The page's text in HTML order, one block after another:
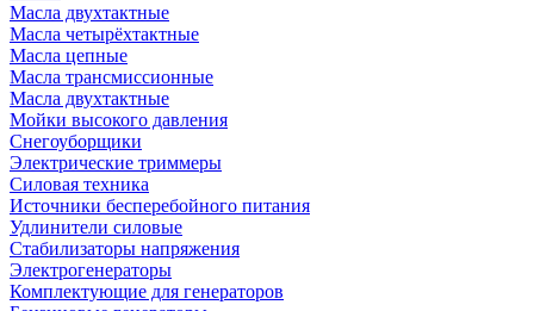
Масла двухтактные
Масла четырёхтактные
Масла цепные
Масла трансмиссионные
Масла двухтактные
Мойки высокого давления
Снегоуборщики
Электрические триммеры
Силовая техника
Источники бесперебойного питания
Удлинители силовые
Стабилизаторы напряжения
Электрогенераторы
Комплектующие для генераторов